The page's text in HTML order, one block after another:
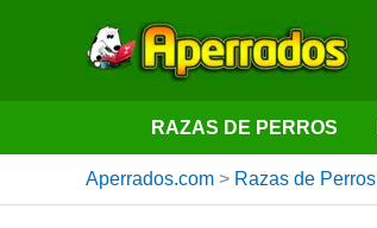
RAZAS DE PERROS
Aperrados.com > Razas de Perros